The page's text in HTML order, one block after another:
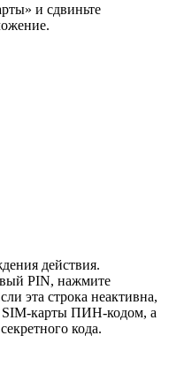
и сдвиньте
действия.
PIN, нажмите
эта строка неактивна,
SIM-карты ПИН-кодом, а
кода.